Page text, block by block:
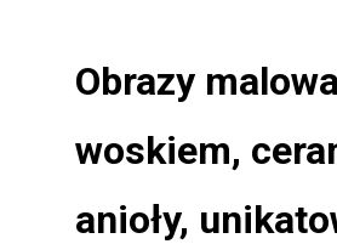
Obrazy
woskiem,
anioły,